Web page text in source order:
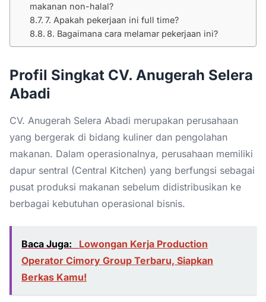
makanan non-halal?
7. Apakah pekerjaan ini full time?
8. Bagaimana cara melamar pekerjaan ini?
Profil Singkat CV. Anugerah Selera
Abadi
CV. Anugerah Selera Abadi merupakan perusahaan
yang bergerak di bidang kuliner dan pengolahan
makanan. Dalam operasionalnya, perusahaan memiliki
dapur sentral (Central Kitchen) yang berfungsi sebagai
pusat produksi makanan sebelum didistribusikan ke
berbagai kebutuhan operasional bisnis.
Baca Juga:
Lowongan Kerja Production
Operator Cimory Group Terbaru, Siapkan
Berkas Kamu!